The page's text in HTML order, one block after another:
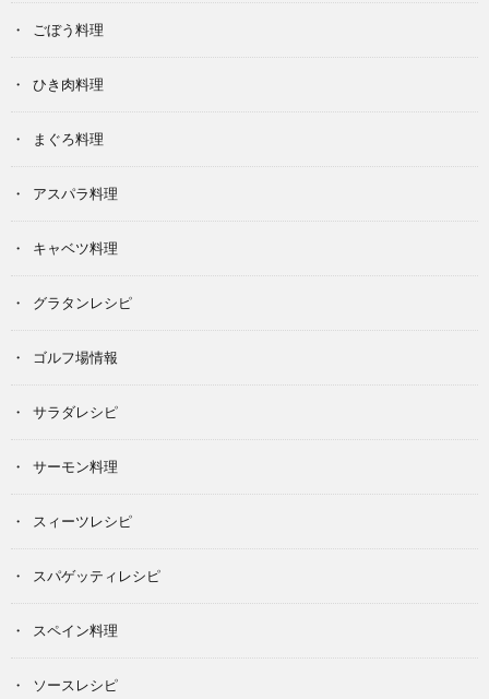
ごぼう料理
ひき肉料理
まぐろ料理
アスパラ料理
キャベツ料理
グラタンレシピ
ゴルフ場情報
サラダレシピ
サーモン料理
スィーツレシピ
スパゲッティレシピ
スペイン料理
ソースレシピ